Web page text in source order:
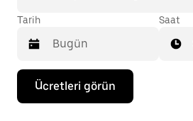
Tarih
Takvimle
etkileşime
geçmek
Saat
Ücretleri görün